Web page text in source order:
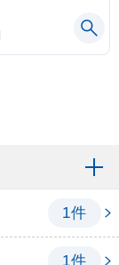
1件
1件